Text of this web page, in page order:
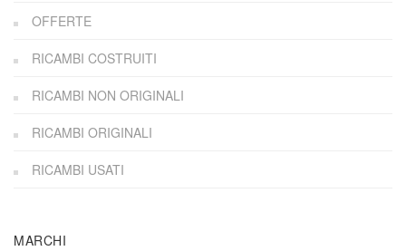
OFFERTE
RICAMBI COSTRUITI
RICAMBI NON ORIGINALI
RICAMBI ORIGINALI
RICAMBI USATI
MARCHI